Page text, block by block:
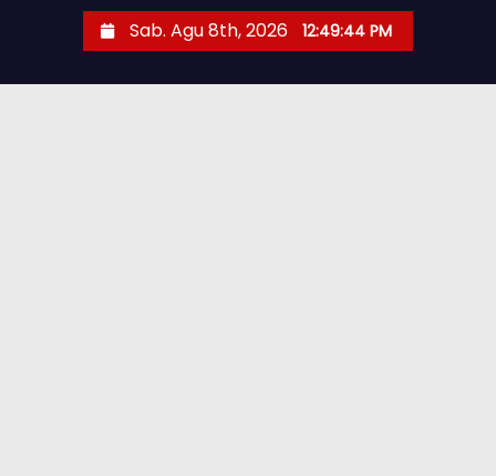
Sab. Agu 8th, 2026 12:49:46 PM